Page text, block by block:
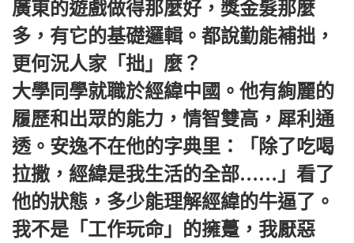
廣東的遊戲做得那麼好，獎金髮那麼
多，有它的基礎邏輯。都說勤能補拙，
更何況人家‌‌「拙‌‌」麼？
大學同學就職於經緯中國。他有絢麗的
履歷和出眾的能力，情智雙高，犀利通
透。安逸不在他的字典里：‌‌「除了吃喝
拉撒，經緯是我生活的全部……‌‌」看了
他的狀態，多少能理解經緯的牛逼了。
我不是‌‌「工作玩命‌‌」的擁躉，我厭惡‌‌